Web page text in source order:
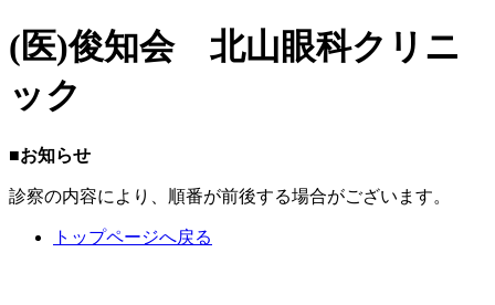
(医)俊知会 北山眼科クリニ
ック
■お知らせ
診察の内容により、順番が前後する場合がございます。
トップページへ戻る